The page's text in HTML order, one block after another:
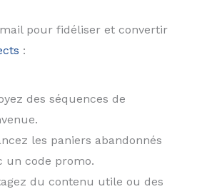
pour fidéliser et convertir
:
des séquences de
les paniers abandonnés
un code promo.
du contenu utile ou des